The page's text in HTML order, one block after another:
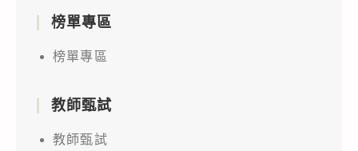
榜單專區
榜單專區
教師甄試
教師甄試